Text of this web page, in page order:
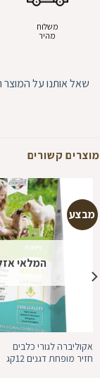
משלוח
מהיר
שאל אותנו על המוצר
מוצרים קשורים
מבצע
המלאי
אקוליברה לגורי כלבים
חזיר מופחת דגנים 12קג